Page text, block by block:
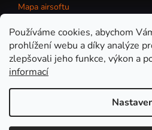
Používáme cookies, abychom
prohlížení webu a díky analýze
zlepšovali jeho funkce, výkon a
informací
Mapa airsoftu